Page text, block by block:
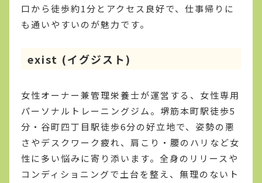
口から徒歩約1分とアクセス良好で、仕事帰りに
も通いやすいのが魅力です。
exist (イグジスト)
女性オーナー兼管理栄養士が運営する、女性専用
パーソナルトレーニングジム。堺筋本町駅徒歩5
分・谷町四丁目駅徒歩6分の好立地で、姿勢の悪
さやデスクワーク疲れ、肩こり・腰のハリなど女
性に多い悩みに寄り添います。全身のリリースや
コンディショニングで土台を整え、無理のないト